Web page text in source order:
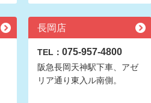
長岡店
TEL： 075-957-4800
阪急長岡天神駅下車、アゼ
リア通り東入ル南側。